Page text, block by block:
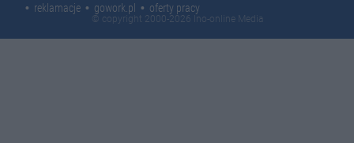
reklamacje
gowork.pl oferty pracy
© copyright 2000-2026 Ino-online Media